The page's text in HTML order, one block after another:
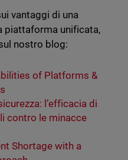
vantaggi di una
piattaforma unificata,
nostro blog:
of Platforms &
l’efficacia di
contro le minacce
Shortage with a